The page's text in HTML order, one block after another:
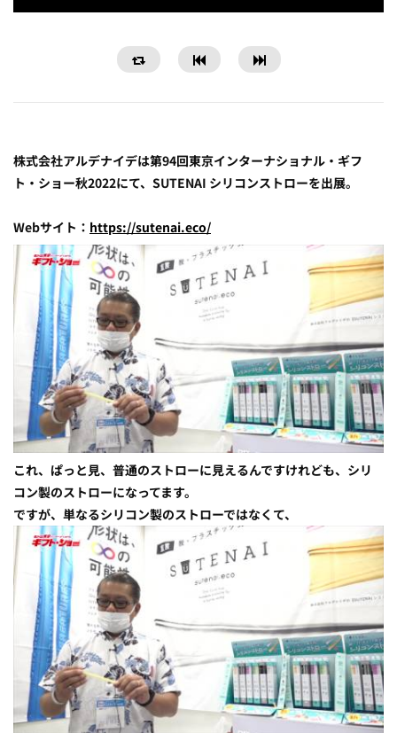
株式会社アルデナイデは第94回東京インターナショナル・ギフ
ト・ショー秋2022にて、SUTENAI シリコンストローを出展。
Webサイト： https://sutenai.eco/
これ、ぱっと見、普通のストローに見えるんですけれども、シリ
コン製のストローになってます。
ですが、単なるシリコン製のストローではなくて、